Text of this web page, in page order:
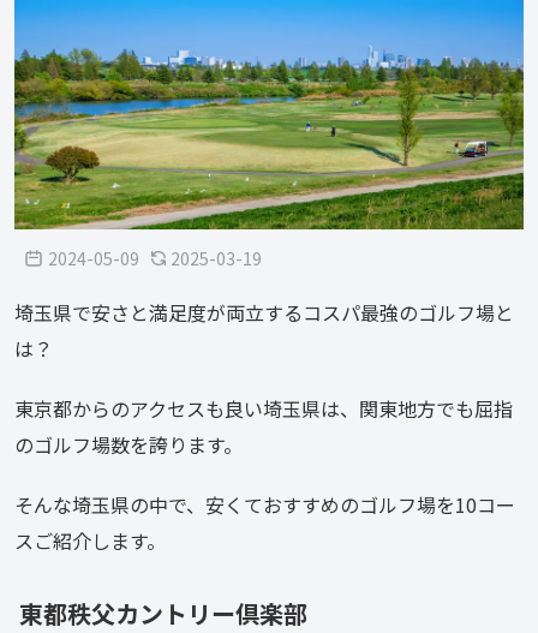
2024-05-09 2025-03-19
埼玉県で安さと満足度が両立するコスパ最強のゴルフ場と
は？
東京都からのアクセスも良い埼玉県は、関東地方でも屈指
のゴルフ場数を誇ります。
そんな埼玉県の中で、安くておすすめのゴルフ場を10コー
スご紹介します。
東都秩父カントリー倶楽部